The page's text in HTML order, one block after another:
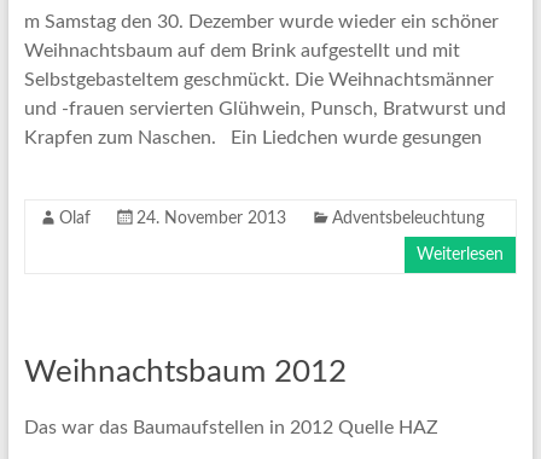
m Samstag den 30. Dezember wurde wieder ein schöner
Weihnachtsbaum auf dem Brink aufgestellt und mit
Selbstgebasteltem geschmückt. Die Weihnachtsmänner
und -frauen servierten Glühwein, Punsch, Bratwurst und
Krapfen zum Naschen. Ein Liedchen wurde gesungen
Olaf 24. November 2013 Adventsbeleuchtung
Weiterlesen
Weihnachtsbaum 2012
Das war das Baumaufstellen in 2012 Quelle HAZ